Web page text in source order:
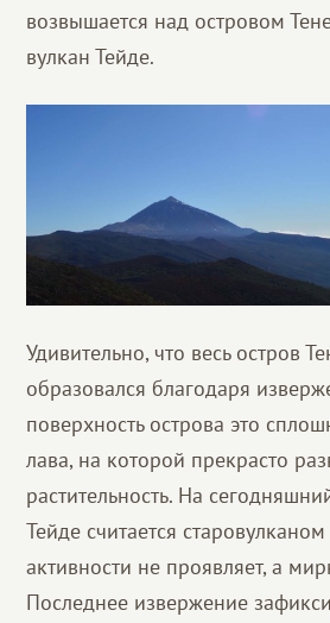
возвышается над островом
вулкан Тейде.
Удивительно, что весь остров
образовался благодаря
поверхность острова это
лава, на которой прекрасто
растительность. На
Тейде считается
активности не проявляет, а
Последнее извержение